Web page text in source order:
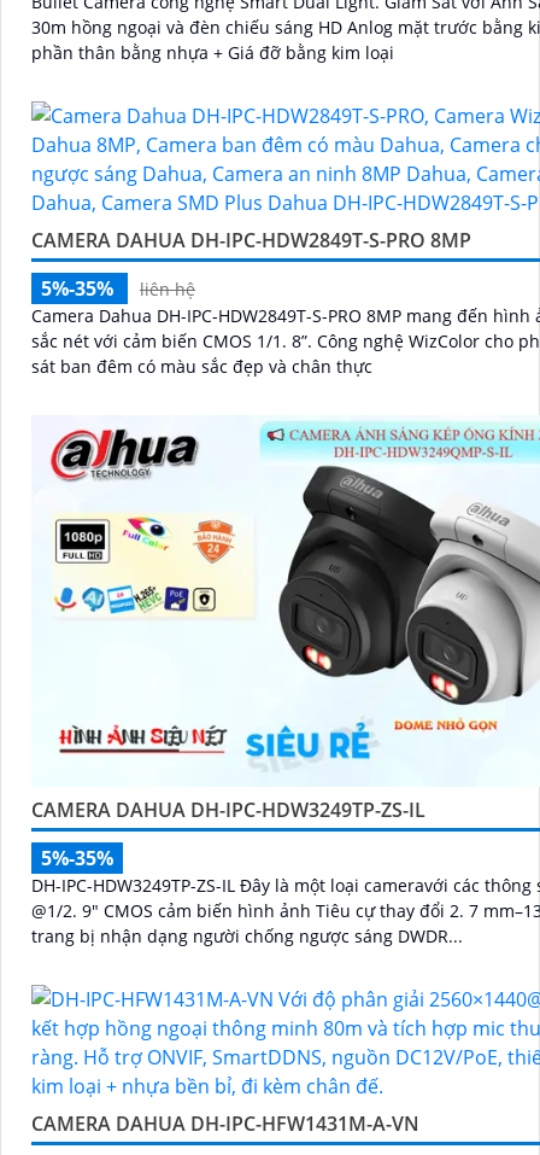
30m hồng ngoại và đèn chiếu sáng HD Anlog mặt trước bằng
phần thân bằng nhựa + Giá đỡ bằng kim loại
CAMERA DAHUA DH-IPC-HDW2849T-S-PRO 8MP
5%-35%
liên hệ
Camera Dahua DH-IPC-HDW2849T-S-PRO 8MP mang đến hình
sắc nét với cảm biến CMOS 1/1. 8”. Công nghệ WizColor cho phép giám
sát ban đêm có màu sắc đẹp và chân thực
CAMERA DAHUA DH-IPC-HDW3249TP-ZS-IL
5%-35%
DH-IPC-HDW3249TP-ZS-IL Đây là một loại cameravới các thông
@1/2. 9" CMOS cảm biến hình ảnh Tiêu cự thay đổi 2. 7
trang bị nhận dạng người chống ngược sáng DWDR...
CAMERA DAHUA DH-IPC-HFW1431M-A-VN